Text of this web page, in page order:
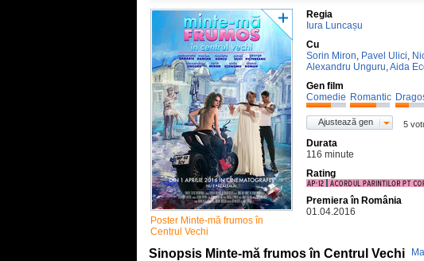
Poster Minte-mă frumos în
Centrul Vechi
Regia
Iura Luncașu
Cu
Sorin Miron, Pavel Ulici,
Alexandru Unguru,Aida
Gen film
Comedie Romantic
Ajustează gen 5
Durata
116 minute
Rating
Premiera în România
01.04.2016
Sinopsis Minte-mă frumos în Centrul Vechi